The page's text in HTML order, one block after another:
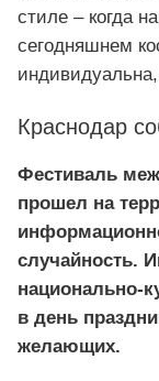
стиле – когда
сегодняшнем
Краснодар
Фестиваль
прошел на
случайность.
национально-
в день
желающих.